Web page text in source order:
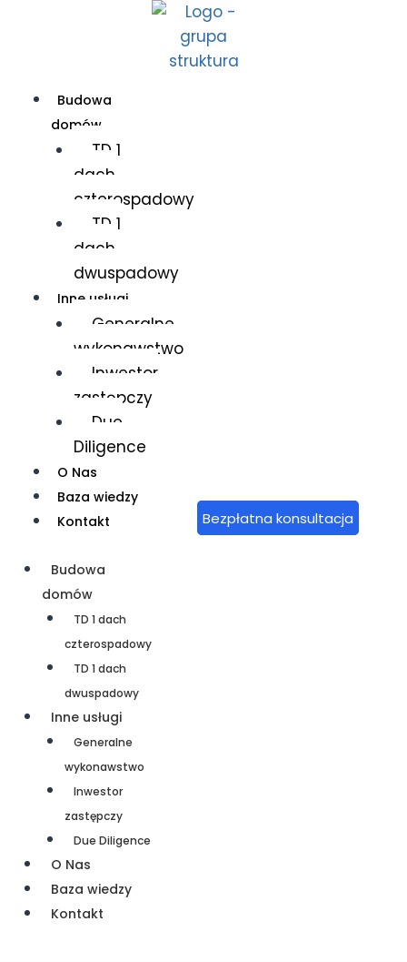
Budowa
domów
TD 1
dach
czterospadowy
TD 1
dach
dwuspadowy
Inne usługi
Generalne
wykonawstwo
Inwestor
zastępczy
Due
Diligence
O Nas
Baza wiedzy
Kontakt
Budowa
domów
TD 1 dach
czterospadowy
TD 1 dach
dwuspadowy
Inne usługi
Generalne
wykonawstwo
Inwestor
zastępczy
Due Diligence
O Nas
Baza wiedzy
Kontakt
Bezpłatna konsultacja